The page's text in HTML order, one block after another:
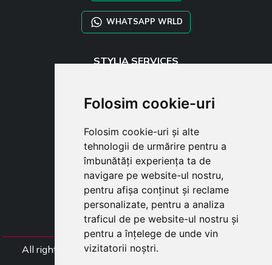
Folosim cookie-uri
Folosim cookie-uri și alte
tehnologii de urmărire pentru a
îmbunătăți experiența ta de
navigare pe website-ul nostru,
pentru afișa conținut și reclame
personalizate, pentru a analiza
traficul de pe website-ul nostru și
pentru a înțelege de unde vin
vizitatorii noștri.
WHATSAPP WRLD
STYLIA SERVICES
TAYLOR MADE ORDERS
DROPSHIPPING
USER
SUBSCRIBE
AUTENTIFICARE
CART
All rights Styliafoe s.r.l. © 2025 - Numar TVA (Codul